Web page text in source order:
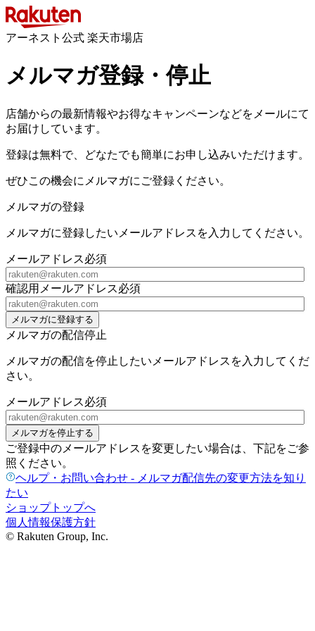
アーネスト公式 楽天市場店
メルマガ登録・停止
店舗からの最新情報やお得なキャンペーンなどをメールにて
お届けしています。
登録は無料で、どなたでも簡単にお申し込みいただけます。
ぜひこの機会にメルマガにご登録ください。
メルマガの登録
メルマガに登録したいメールアドレスを入力してください。
メールアドレス必須
確認用メールアドレス必須
メルマガに登録する
メルマガの配信停止
メルマガの配信を停止したいメールアドレスを入力してくだ
さい。
メールアドレス必須
メルマガを停止する
ご登録中のメールアドレスを変更したい場合は、下記をご参
照ください。
ヘルプ・お問い合わせ - メルマガ配信先の変更方法を知り
たい
ショップトップへ
個人情報保護方針
© Rakuten Group, Inc.